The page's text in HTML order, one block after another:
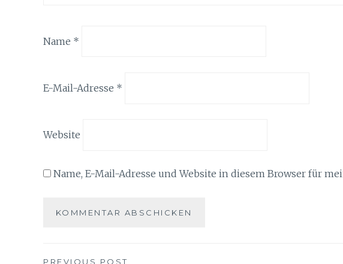
Name *
E-Mail-Adresse *
Website
Name, E-Mail-Adresse und Website in diesem Browser für
PREVIOUS POST